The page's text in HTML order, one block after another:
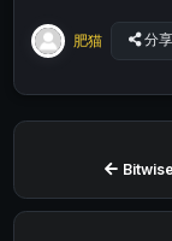
肥猫 分享